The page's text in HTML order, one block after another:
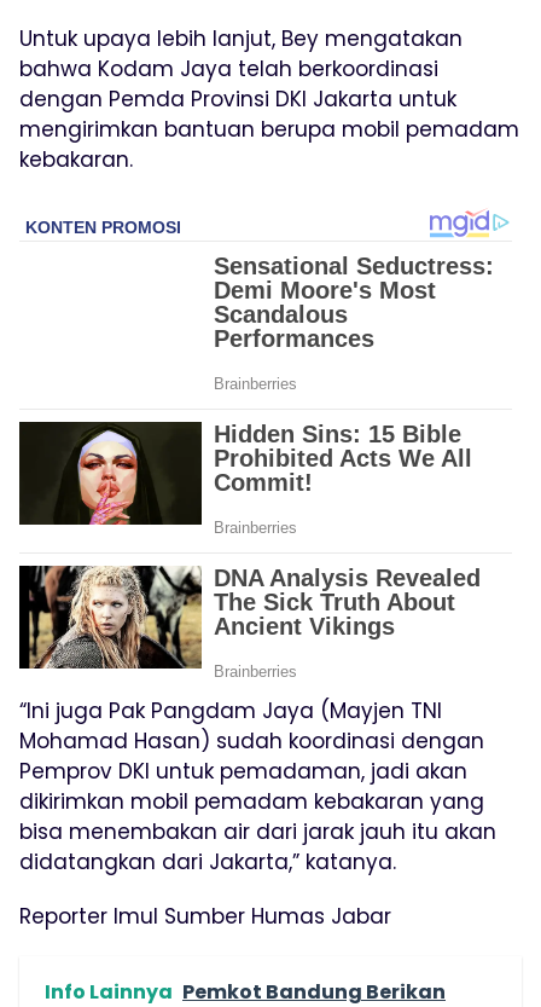
Untuk upaya lebih lanjut, Bey mengatakan
bahwa Kodam Jaya telah berkoordinasi
dengan Pemda Provinsi DKI Jakarta untuk
mengirimkan bantuan berupa mobil pemadam
kebakaran.
“Ini juga Pak Pangdam Jaya (Mayjen TNI
Mohamad Hasan) sudah koordinasi dengan
Pemprov DKI untuk pemadaman, jadi akan
dikirimkan mobil pemadam kebakaran yang
bisa menembakan air dari jarak jauh itu akan
didatangkan dari Jakarta,” katanya.
Reporter Imul Sumber Humas Jabar
Info Lainnya Pemkot Bandung Berikan